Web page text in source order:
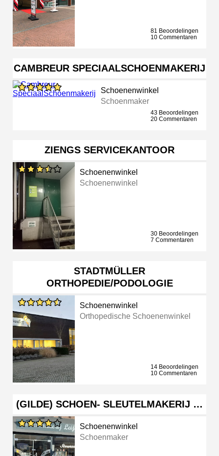
81 Beoordelingen
10 Commentaren
CAMBREUR SPECIAALSCHOENMAKERIJ
Schoenenwinkel
Schoenmaker
43 Beoordelingen
20 Commentaren
ZIENGS SERVICEKANTOOR
Schoenenwinkel
Schoenenwinkel
30 Beoordelingen
7 Commentaren
STADTMÜLLER
ORTHOPEDIE/PODOLOGIE
Schoenenwinkel
Orthopedische Schoenenwinkel
14 Beoordelingen
10 Commentaren
(GILDE) SCHOEN- SLEUTELMAKERIJ …
Schoenenwinkel
Schoenmaker